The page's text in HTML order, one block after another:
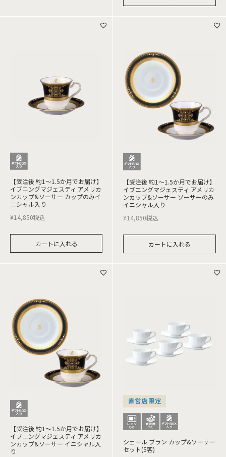
【受注後 約1～1.5か月でお届け】
イブニングマジェスティ アメリカ
ンカップ&ソーサー カップのみイ
ニシャル入り
¥14,850税込
カートに入れる
【受注後 約1～1.5か月でお届け】
イブニングマジェスティ アメリカ
ンカップ&ソーサー ソーサーのみ
イニシャル入り
¥14,850税込
カートに入れる
【受注後 約1～1.5か月でお届け】
イブニングマジェスティ アメリカ
ンカップ&ソーサー イニシャル入
り
直営店限定
シェール ブラン カップ&ソーサー
セット(5客)